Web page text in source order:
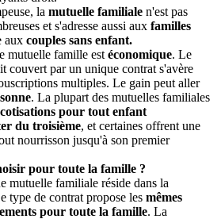
la mutuelle familiale n'est pas
et s'adresse aussi aux familles
aux couples sans enfant.
mutuelle famille est économique. Le
couvert par un unique contrat s'avère
multiples. Le gain peut aller
. La plupart des mutuelles familiales
pour tout enfant
du troisième, et certaines offrent une
nourrisson jusqu'à son premier
pour toute la famille ?
mutuelle familiale réside dans la
type de contrat propose les mêmes
pour toute la famille. La